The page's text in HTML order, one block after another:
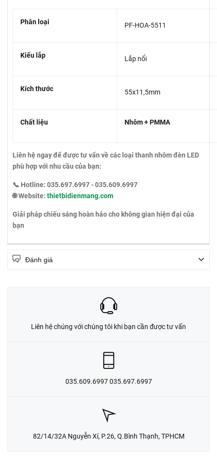
Phân loại PF-HOA-5511
Kiểu lắp Lắp nổi
Kích thước 55x11,5mm
Chất liệu Nhôm + PMMA
Liên hệ ngay để được tư vấn về các loại thanh nhôm đèn LED
phù hợp với nhu cầu của bạn:
📞 Hotline: 035.697.6997 - 035.609.6997
🌐 Website: thietbidienmang.com
Giải pháp chiếu sáng hoàn hảo cho không gian hiện đại của
bạn
Đánh giá
Liên hệ chúng với chúng tôi khi bạn cần được tư vấn
035.609.6997 035.697.6997
82/14/32A Nguyễn Xí, P.26, Q.Bình Thạnh, TPHCM